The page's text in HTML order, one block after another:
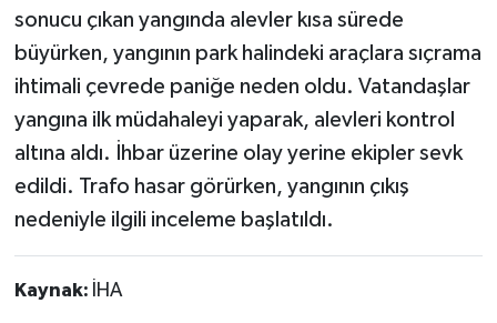
sonucu çıkan yangında alevler kısa sürede
büyürken, yangının park halindeki araçlara sıçrama
ihtimali çevrede paniğe neden oldu. Vatandaşlar
yangına ilk müdahaleyi yaparak, alevleri kontrol
altına aldı. İhbar üzerine olay yerine ekipler sevk
edildi. Trafo hasar görürken, yangının çıkış
nedeniyle ilgili inceleme başlatıldı.
Kaynak: İHA